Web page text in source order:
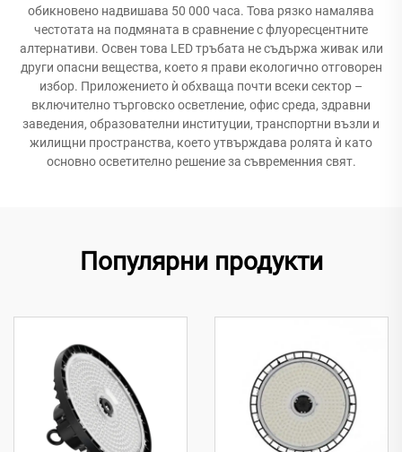
обикновено надвишава 50 000 часа. Това рязко намалява
честотата на подмяната в сравнение с флуоресцентните
алтернативи. Освен това LED тръбата не съдържа живак или
други опасни вещества, което я прави екологично отговорен
избор. Приложението ѝ обхваща почти всеки сектор –
включително търговско осветление, офис среда, здравни
заведения, образователни институции, транспортни възли и
жилищни пространства, което утвърждава ролята ѝ като
основно осветително решение за съвременния свят.
Популярни продукти